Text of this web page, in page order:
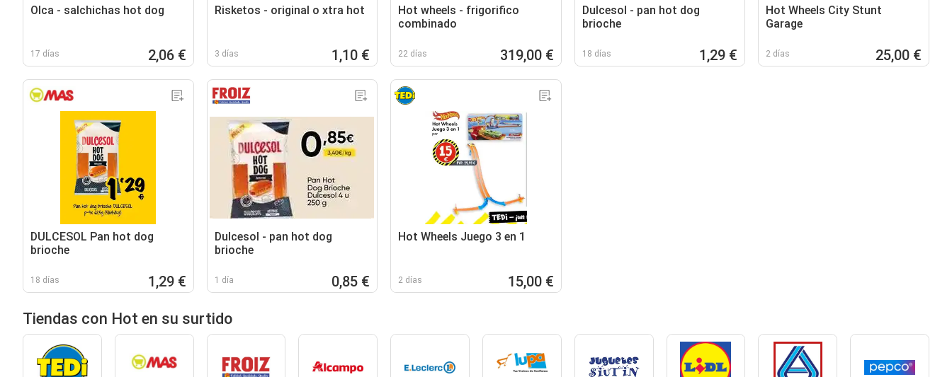
Olca - salchichas hot dog
17 días 2,06 €
Risketos - original o xtra hot
3 días 1,10 €
Hot wheels - frigorifico
combinado
22 días 319,00 €
Dulcesol - pan hot dog
brioche
18 días 1,29 €
Hot Wheels City Stunt
Garage
2 días 25,00 €
DULCESOL Pan hot dog
brioche
18 días 1,29 €
Dulcesol - pan hot dog
brioche
1 día 0,85 €
Hot Wheels Juego 3 en 1
2 días 15,00 €
Tiendas con Hot en su surtido